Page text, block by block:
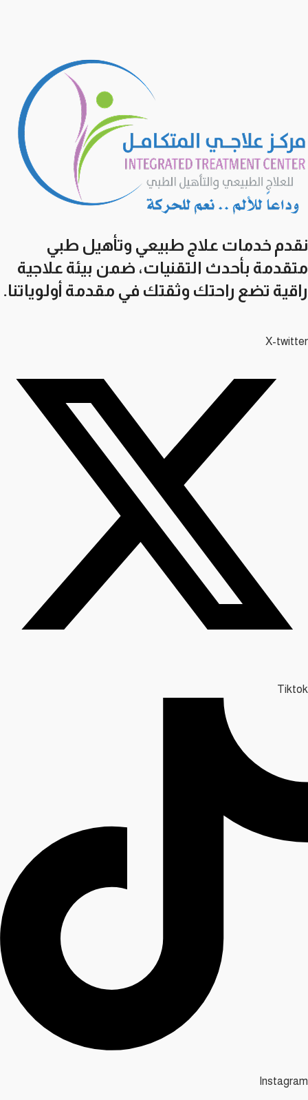
نقدم خدمات علاج طبيعي وتأهيل طبي
متقدمة بأحدث التقنيات، ضمن بيئة علاجية
راقية تضع راحتك وثقتك في مقدمة أولوياتنا.
X-twitter
Tiktok
Instagram